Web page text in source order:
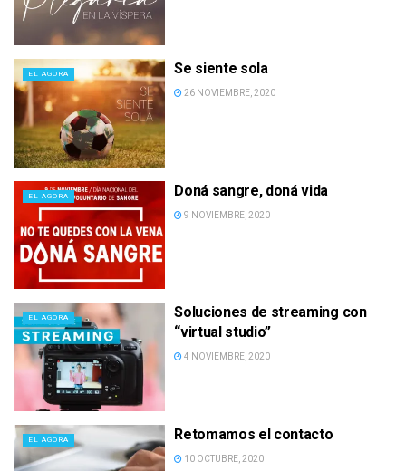
EL AGORA Se siente sola
26 NOVIEMBRE, 2020
EL AGORA Doná sangre, doná vida
9 NOVIEMBRE, 2020
EL AGORA
Soluciones de streaming con
“virtual studio”
4 NOVIEMBRE, 2020
EL AGORA Retomamos el contacto
10 OCTUBRE, 2020